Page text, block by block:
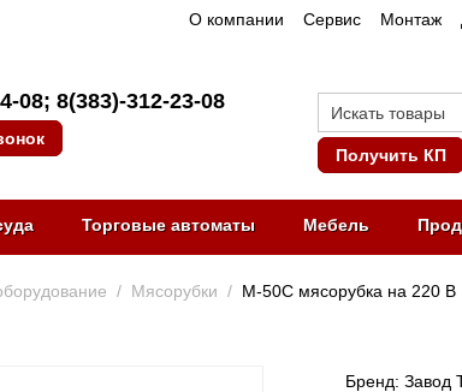
О компании Сервис Монтаж
08; 8(383)-312-23-08
Получить КП
Торговые автоматы Мебель
/ Мясорубки / М-50С мясорубка на 220 В
Бренд: Завод